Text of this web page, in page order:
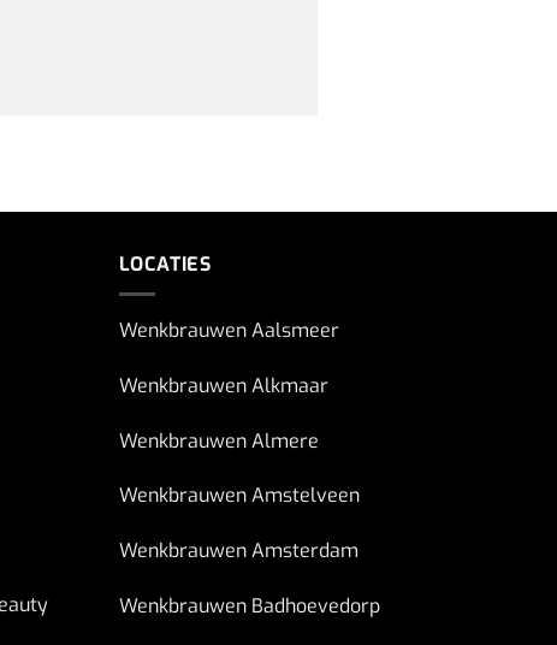
LOCATIES
Wenkbrauwen Aalsmeer
Wenkbrauwen Alkmaar
Wenkbrauwen Almere
Wenkbrauwen Amstelveen
Wenkbrauwen Amsterdam
Wenkbrauwen Badhoevedorp